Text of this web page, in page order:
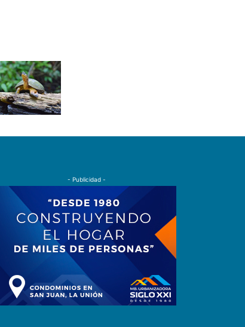
- Publicidad -